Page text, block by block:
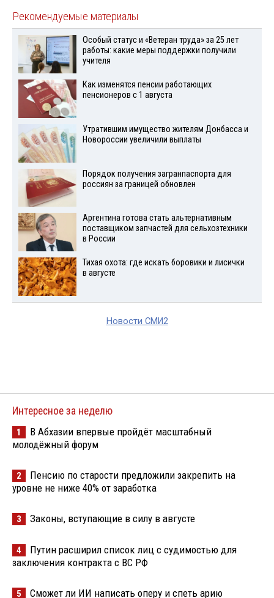
Рекомендуемые материалы
Особый статус и «Ветеран труда» за 25 лет
работы: какие меры поддержки получили
учителя
Как изменятся пенсии работающих
пенсионеров с 1 августа
Утратившим имущество жителям Донбасса и
Новороссии увеличили выплаты
Порядок получения загранпаспорта для
россиян за границей обновлен
Аргентина готова стать альтернативным
поставщиком запчастей для сельхозтехники
в России
Тихая охота: где искать боровики и лисички
в августе
Новости СМИ2
Интересное за неделю
1
В Абхазии впервые пройдёт масштабный
молодёжный форум
2
Пенсию по старости предложили закрепить на
уровне не ниже 40% от заработка
3 Законы, вступающие в силу в августе
4
Путин расширил список лиц с судимостью для
заключения контракта с ВС РФ
5 Сможет ли ИИ написать оперу и спеть арию